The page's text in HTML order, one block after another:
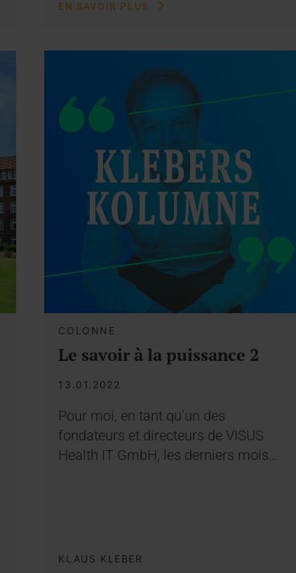
EN SAVOIR PLUS
COLONNE
Le savoir à la puissance 2
13.01.2022
Pour moi, en tant qu’un des
fondateurs et directeurs de VISUS
Health IT GmbH, les derniers mois…
KLAUS KLEBER